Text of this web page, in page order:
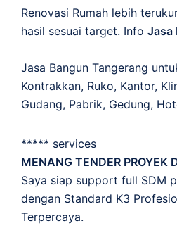
Renovasi Rumah lebih
hasil sesuai target. Info Jasa
Jasa Bangun Tangerang
Kontrakkan, Ruko, Kantor,
Gudang, Pabrik, Gedung,
***** services
MENANG TENDER PROYEK
Saya siap support full SDM
dengan Standard K3
Terpercaya.